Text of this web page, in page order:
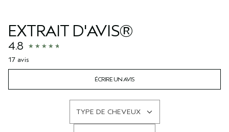
EXTRAIT D'AVIS®
4.8
17 avis
ÉCRIRE UN AVIS
TYPE DE CHEVEUX